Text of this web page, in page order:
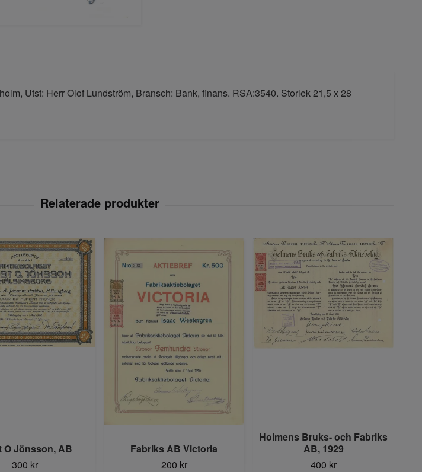
Utst: Herr Olof Lundström, Bransch: Bank, finans. RSA:3540. Storlek 21,5 x 28
O Jönsson, AB
300 kr
Fabriks AB Victoria
200 kr
Holmens Bruks- och Fabriks
AB, 1929
400 kr